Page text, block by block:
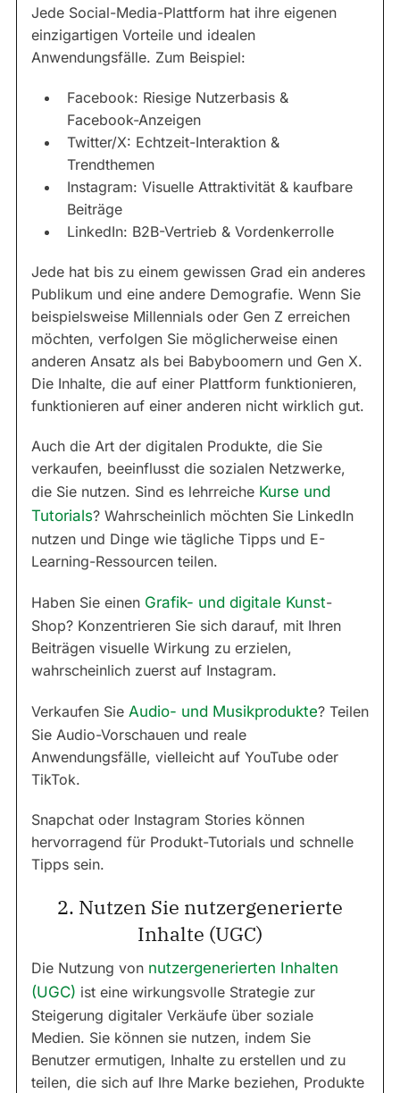
Jede Social-Media-Plattform hat ihre eigenen
einzigartigen Vorteile und idealen
Anwendungsfälle. Zum Beispiel:
Facebook: Riesige Nutzerbasis &
Facebook-Anzeigen
Twitter/X: Echtzeit-Interaktion &
Trendthemen
Instagram: Visuelle Attraktivität & kaufbare
Beiträge
LinkedIn: B2B-Vertrieb & Vordenkerrolle
Jede hat bis zu einem gewissen Grad ein anderes
Publikum und eine andere Demografie. Wenn Sie
beispielsweise Millennials oder Gen Z erreichen
möchten, verfolgen Sie möglicherweise einen
anderen Ansatz als bei Babyboomern und Gen X.
Die Inhalte, die auf einer Plattform funktionieren,
funktionieren auf einer anderen nicht wirklich gut.
Auch die Art der digitalen Produkte, die Sie
verkaufen, beeinflusst die sozialen Netzwerke,
die Sie nutzen. Sind es lehrreiche Kurse und
Tutorials? Wahrscheinlich möchten Sie LinkedIn
nutzen und Dinge wie tägliche Tipps und E-
Learning-Ressourcen teilen.
Haben Sie einen Grafik- und digitale Kunst-
Shop? Konzentrieren Sie sich darauf, mit Ihren
Beiträgen visuelle Wirkung zu erzielen,
wahrscheinlich zuerst auf Instagram.
Verkaufen Sie Audio- und Musikprodukte? Teilen
Sie Audio-Vorschauen und reale
Anwendungsfälle, vielleicht auf YouTube oder
TikTok.
Snapchat oder Instagram Stories können
hervorragend für Produkt-Tutorials und schnelle
Tipps sein.
2. Nutzen Sie nutzergenerierte
Inhalte (UGC)
Die Nutzung von nutzergenerierten Inhalten
(UGC) ist eine wirkungsvolle Strategie zur
Steigerung digitaler Verkäufe über soziale
Medien. Sie können sie nutzen, indem Sie
Benutzer ermutigen, Inhalte zu erstellen und zu
teilen, die sich auf Ihre Marke beziehen, Produkte